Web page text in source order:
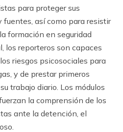
para proteger sus
fuentes, así como para resistir
formación en seguridad
los reporteros son capaces
riesgos psicosociales para
y de prestar primeros
trabajo diario. Los módulos
la comprensión de los
ante la detención, el